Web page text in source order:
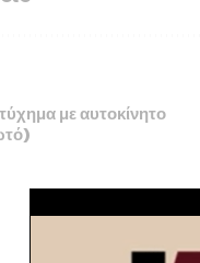
με αυτοκίνητο